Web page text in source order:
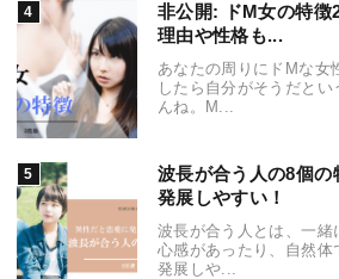
非公開: ドM女の特徴
理由や性格も...
あなたの周りにドMな女
したら自分がそうだと
んね。M...
波長が合う人の8個
発展しやすい！
波長が合う人とは、一
心感があったり、自然体
発展しや...